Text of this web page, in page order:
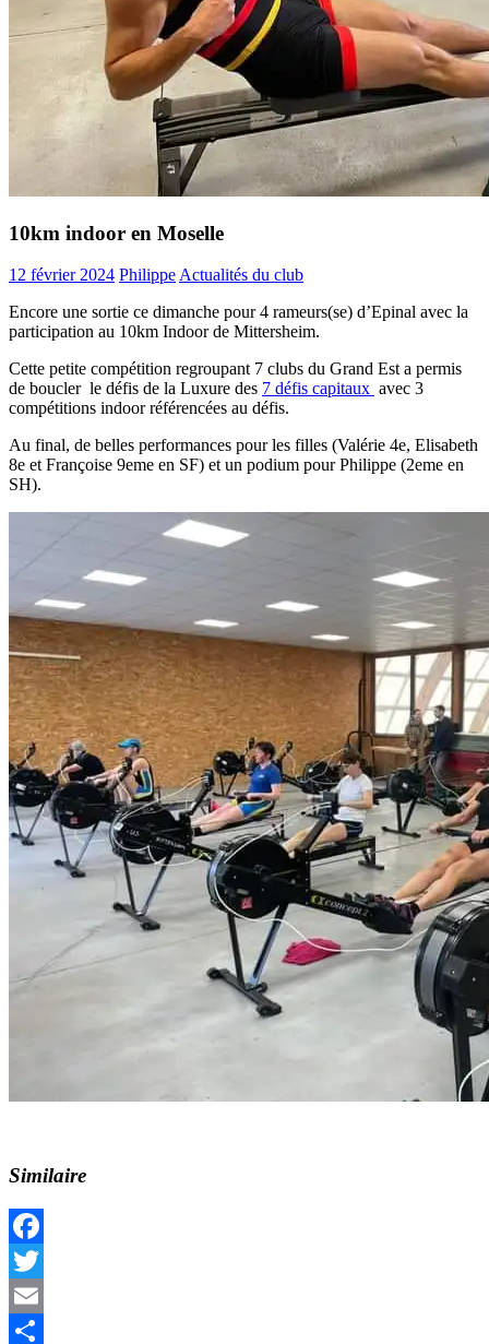
10km indoor en Moselle
12 février 2024 PhilippeActualités du club
Encore une sortie ce dimanche pour 4 rameurs(se) d’Epinal avec la
participation au 10km Indoor de Mittersheim.
Cette petite compétition regroupant 7 clubs du Grand Est a permis
de boucler le défis de la Luxure des 7 défis capitaux avec 3
compétitions indoor référencées au défis.
Au final, de belles performances pour les filles (Valérie 4e, Elisabeth
8e et Françoise 9eme en SF) et un podium pour Philippe (2eme en
SH).
Similaire
Facebook
Twitter
Email